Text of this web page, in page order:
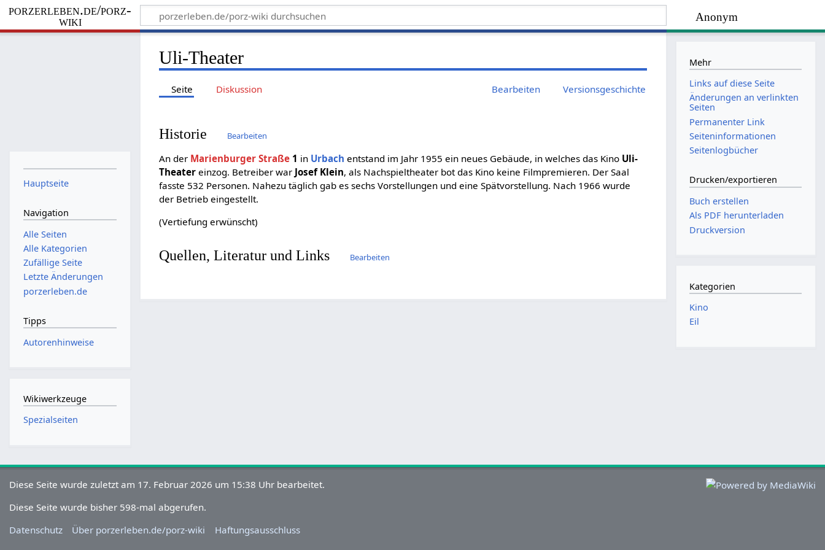
Anonym
porzerleben.de/porz-
wiki
Uli-Theater
Seite Diskussion Bearbeiten Versionsgeschichte
Historie Bearbeiten
An der Marienburger Straße 1 in Urbach entstand im Jahr 1955 ein neues Gebäude, in welches das Kino Uli-
Theater einzog. Betreiber war Josef Klein, als Nachspieltheater bot das Kino keine Filmpremieren. Der Saal
fasste 532 Personen. Nahezu täglich gab es sechs Vorstellungen und eine Spätvorstellung. Nach 1966 wurde
der Betrieb eingestellt.
(Vertiefung erwünscht)
Quellen, Literatur und Links Bearbeiten
Hauptseite
Navigation
Alle Seiten
Alle Kategorien
Zufällige Seite
Letzte Änderungen
porzerleben.de
Tipps
Autorenhinweise
Wikiwerkzeuge
Spezialseiten
Mehr
Links auf diese Seite
Änderungen an verlinkten
Seiten
Permanenter Link
Seiten­­informationen
Seitenlogbücher
Drucken/­exportieren
Buch erstellen
Als PDF herunterladen
Druckversion
Kategorien
Kino
Eil
Diese Seite wurde zuletzt am 17. Februar 2026 um 15:38 Uhr bearbeitet.
Diese Seite wurde bisher 598-mal abgerufen.
Datenschutz
Über porzerleben.de/porz-wiki Haftungsausschluss